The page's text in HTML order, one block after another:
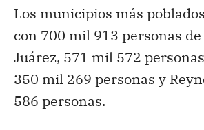
Los municipios más
con 700 mil 913 personas de
Juárez, 571 mil 572
350 mil 269 personas y
586 personas.